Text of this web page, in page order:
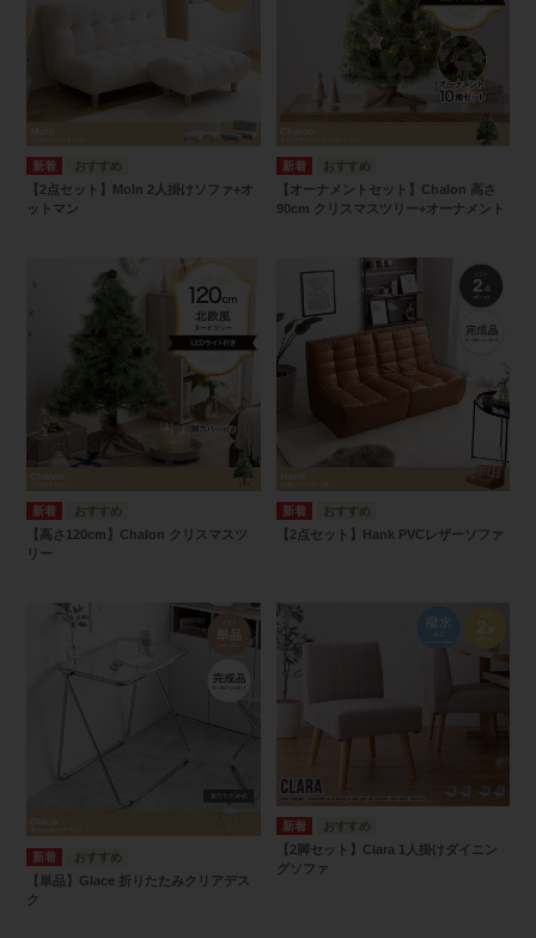
【2点セット】Moln 2人掛けソファ+オ
ットマン
【オーナメントセット】Chalon 高さ
90cm クリスマスツリー+オーナメント
【高さ120cm】Chalon クリスマスツ
リー
【2点セット】Hank PVCレザーソファ
【単品】Glace 折りたたみクリアデス
ク
【2脚セット】Clara 1人掛けダイニン
グソファ